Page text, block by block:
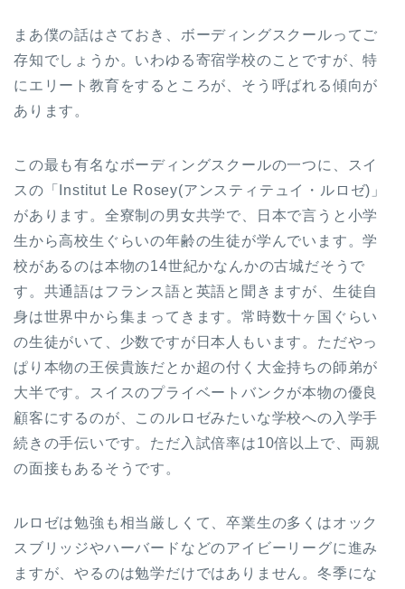
まあ僕の話はさておき、ボーディングスクールってご
存知でしょうか。いわゆる寄宿学校のことですが、特
にエリート教育をするところが、そう呼ばれる傾向が
あります。
この最も有名なボーディングスクールの一つに、スイ
スの「Institut Le Rosey(アンスティテュイ・ルロゼ)」
があります。全寮制の男女共学で、日本で言うと小学
生から高校生ぐらいの年齢の生徒が学んでいます。学
校があるのは本物の14世紀かなんかの古城だそうで
す。共通語はフランス語と英語と聞きますが、生徒自
身は世界中から集まってきます。常時数十ヶ国ぐらい
の生徒がいて、少数ですが日本人もいます。ただやっ
ぱり本物の王侯貴族だとか超の付く大金持ちの師弟が
大半です。スイスのプライベートバンクが本物の優良
顧客にするのが、このルロゼみたいな学校への入学手
続きの手伝いです。ただ入試倍率は10倍以上で、両親
の面接もあるそうです。
ルロゼは勉強も相当厳しくて、卒業生の多くはオック
スブリッジやハーバードなどのアイビーリーグに進み
ますが、やるのは勉学だけではありません。冬季にな